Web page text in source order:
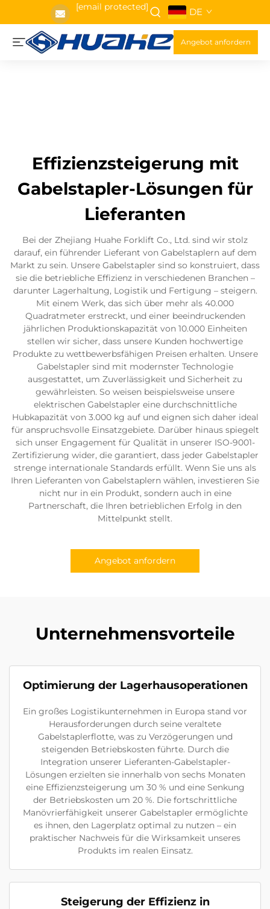
[email protected] DE
Angebot anfordern
Effizienzsteigerung mit
Gabelstapler-Lösungen für
Lieferanten
Bei der Zhejiang Huahe Forklift Co., Ltd. sind wir stolz
darauf, ein führender Lieferant von Gabelstaplern auf dem
Markt zu sein. Unsere Gabelstapler sind so konstruiert, dass
sie die betriebliche Effizienz in verschiedenen Branchen –
darunter Lagerhaltung, Logistik und Fertigung – steigern.
Mit einem Werk, das sich über mehr als 40.000
Quadratmeter erstreckt, und einer beeindruckenden
jährlichen Produktionskapazität von 10.000 Einheiten
stellen wir sicher, dass unsere Kunden hochwertige
Produkte zu wettbewerbsfähigen Preisen erhalten. Unsere
Gabelstapler sind mit modernster Technologie
ausgestattet, um Zuverlässigkeit und Sicherheit zu
gewährleisten. So weisen beispielsweise unsere
elektrischen Gabelstapler eine durchschnittliche
Hubkapazität von 3.000 kg auf und eignen sich daher ideal
für anspruchsvolle Einsatzgebiete. Darüber hinaus spiegelt
sich unser Engagement für Qualität in unserer ISO-9001-
Zertifizierung wider, die garantiert, dass jeder Gabelstapler
strenge internationale Standards erfüllt. Wenn Sie uns als
Ihren Lieferanten von Gabelstaplern wählen, investieren Sie
nicht nur in ein Produkt, sondern auch in eine
Partnerschaft, die Ihren betrieblichen Erfolg in den
Mittelpunkt stellt.
Angebot anfordern
Unternehmensvorteile
Optimierung der Lagerhausoperationen
Ein großes Logistikunternehmen in Europa stand vor
Herausforderungen durch seine veraltete
Gabelstaplerflotte, was zu Verzögerungen und
steigenden Betriebskosten führte. Durch die
Integration unserer Lieferanten-Gabelstapler-
Lösungen erzielten sie innerhalb von sechs Monaten
eine Effizienzsteigerung um 30 % und eine Senkung
der Betriebskosten um 20 %. Die fortschrittliche
Manövrierfähigkeit unserer Gabelstapler ermöglichte
es ihnen, den Lagerplatz optimal zu nutzen – ein
praktischer Nachweis für die Wirksamkeit unseres
Produkts im realen Einsatz.
Steigerung der Effizienz in